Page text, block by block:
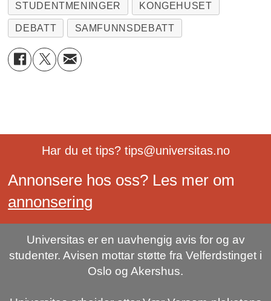
STUDENTMENINGER KONGEHUSET
DEBATT SAMFUNNSDEBATT
Har du et tips? tips@universitas.no
Annonsere hos oss? Les mer om
annonsering
Universitas er en uavhengig avis for og av
studenter. Avisen mottar støtte fra Velferdstinget i
Oslo og Akershus.